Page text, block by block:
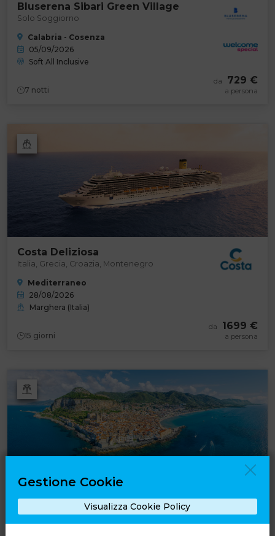
Bluserena Sibari Green Village
Solo Soggiorno
Calabria - Cosenza
05/09/2026
Soft All Inclusive
7 notti
da 729 €
a persona
Costa Deliziosa
Italia, Grecia, Croazia, Montenegro
Mediterraneo
28/08/2026
Marghera (Italia)
15 giorni
da 1699 €
a persona
Cefalu Resort Sporting Club
Gestione Cookie
Visualizza Cookie Policy